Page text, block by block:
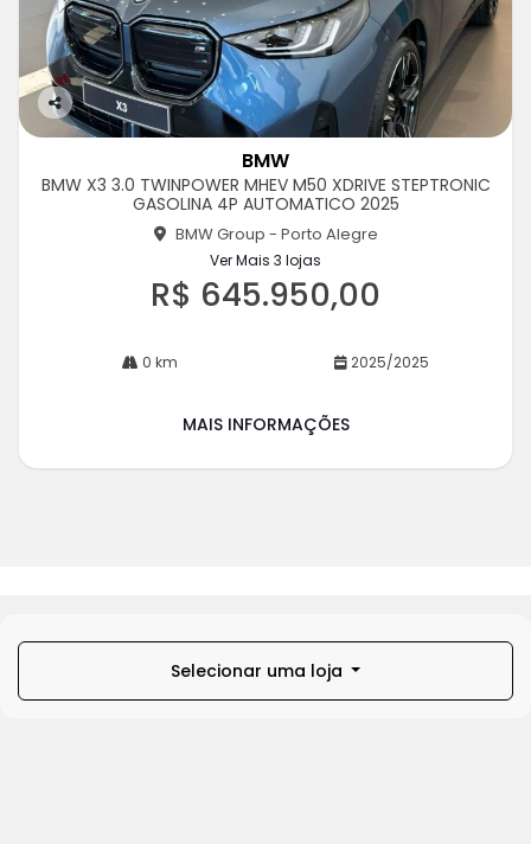
Co
rtil
BMW
BMW X3 3.0 TWINPOWER MHEV M50 XDRIVE STEPTRONIC
GASOLINA 4P AUTOMATICO 2025
BMW Group - Porto Alegre
Ver Mais 3 lojas
R$ 645.950,00
0 km 2025/2025
MAIS INFORMAÇÕES
Selecionar uma loja